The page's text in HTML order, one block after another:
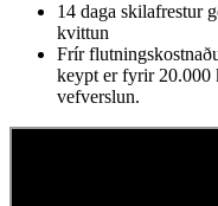
14 daga skilafrestur
kvittun
Frír
keypt er fyrir 20.000
vefverslun.